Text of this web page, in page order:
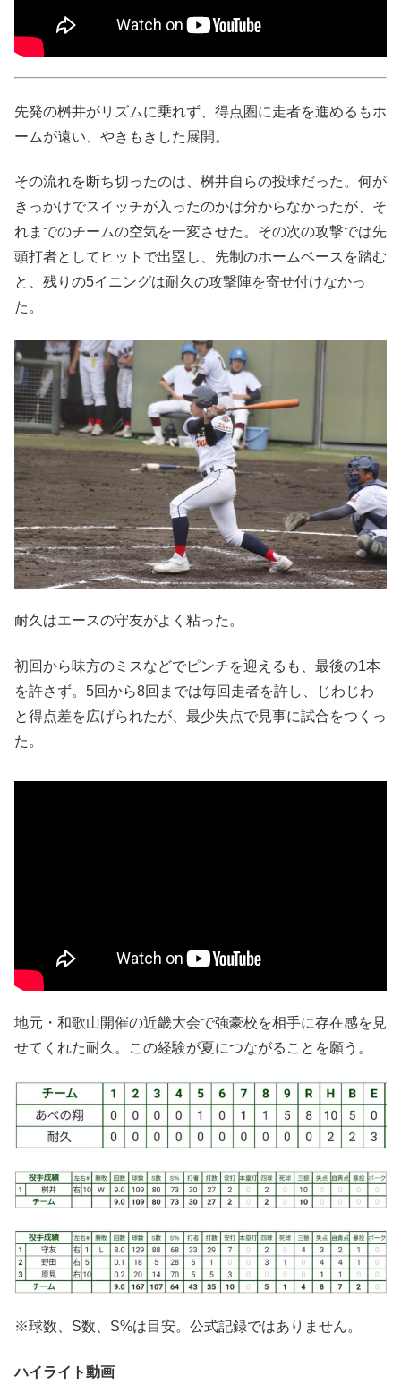
先発の桝井がリズムに乗れず、得点圏に走者を進めるもホ
ームが遠い、やきもきした展開。
その流れを断ち切ったのは、桝井自らの投球だった。何が
きっかけでスイッチが入ったのかは分からなかったが、そ
れまでのチームの空気を一変させた。その次の攻撃では先
頭打者としてヒットで出塁し、先制のホームベースを踏む
と、残りの5イニングは耐久の攻撃陣を寄せ付けなかっ
た。
耐久はエースの守友がよく粘った。
初回から味方のミスなどでピンチを迎えるも、最後の1本
を許さず。5回から8回までは毎回走者を許し、じわじわ
と得点差を広げられたが、最少失点で見事に試合をつくっ
た。
地元・和歌山開催の近畿大会で強豪校を相手に存在感を見
せてくれた耐久。この経験が夏につながることを願う。
※球数、S数、S%は目安。公式記録ではありません。
ハイライト動画